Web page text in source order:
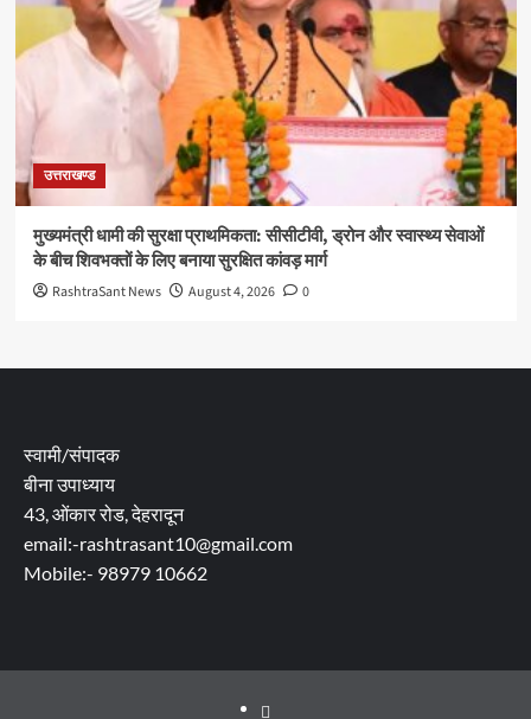
उत्तराखण्ड
मुख्यमंत्री धामी की सुरक्षा प्राथमिकता: सीसीटीवी, ड्रोन और स्वास्थ्य सेवाओं
के बीच शिवभक्तों के लिए बनाया सुरक्षित कांवड़ मार्ग
RashtraSant News August 4, 2026 0
स्वामी/संपादक
बीना उपाध्याय
43, ओंकार रोड, देहरादून
email:-rashtrasant10@gmail.com
Mobile:- 98979 10662
About